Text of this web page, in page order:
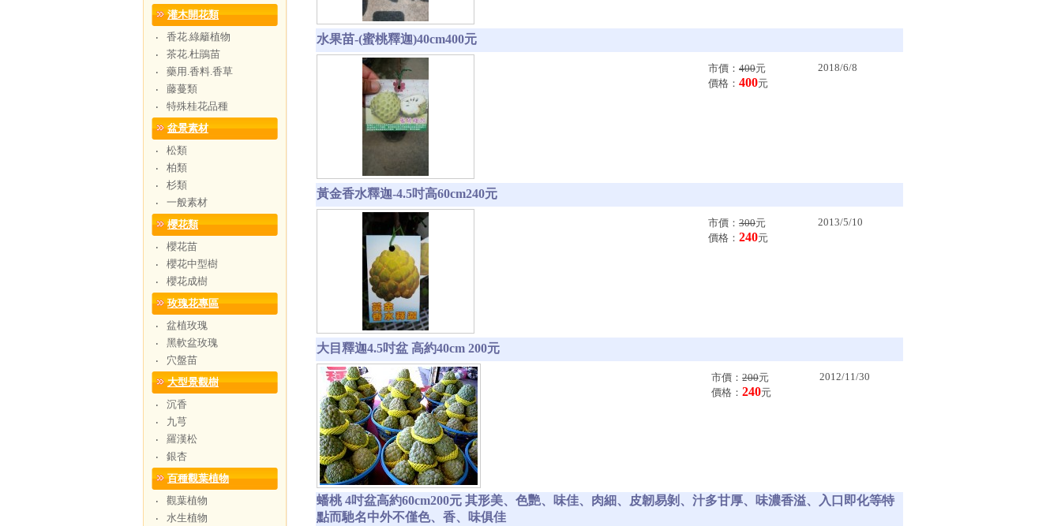
灌木開花類
‧
香花.綠籬植物
‧
茶花.杜鵑苗
‧
藥用.香料.香草
‧
藤蔓類
‧
特殊桂花品種
盆景素材
‧
松類
‧
柏類
‧
杉類
‧
一般素材
櫻花類
‧
櫻花苗
‧
櫻花中型樹
‧
櫻花成樹
玫瑰花專區
‧
盆植玫瑰
‧
黑軟盆玫瑰
‧
穴盤苗
大型景觀樹
‧
沉香
‧
九芎
‧
羅漢松
‧
銀杏
百種觀葉植物
‧
觀葉植物
‧
水生植物
水果苗-(蜜桃釋迦)40cm400元
市價： 400元
價格： 400元
2018/6/8
黃金香水釋迦-4.5吋高60cm240元
市價： 300元
價格： 240元
2013/5/10
大目釋迦4.5吋盆 高約40cm 200元
市價： 200元
價格： 240元
2012/11/30
蟠桃 4吋盆高約60cm200元 其形美、色艷、味佳、肉細、皮韌易剝、汁多甘厚、味濃香溢、入口即化等特
點而馳名中外不僅色、香、味俱佳